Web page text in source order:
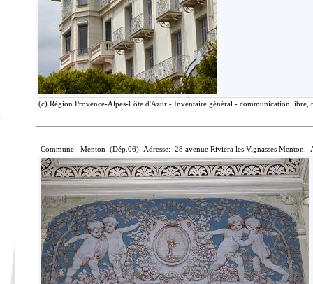
(c) Région Provence-Alpes-Côte d'Azur - Inventaire général - communication libre,
Commune: Menton (Dép.06) Adresse: 28 avenue Riviera les Vignasses